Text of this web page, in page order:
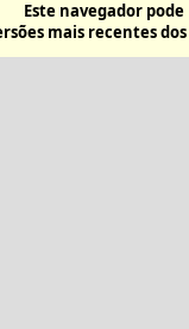
Este navegador
mais recentes